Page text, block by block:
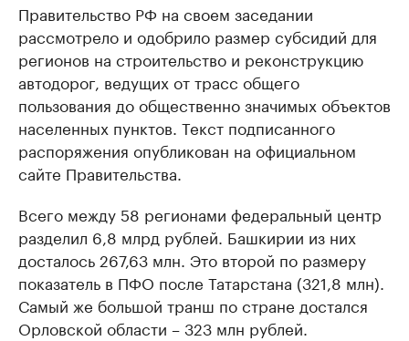
Правительство РФ на своем заседании
рассмотрело и одобрило размер субсидий для
регионов на строительство и реконструкцию
автодорог, ведущих от трасс общего
пользования до общественно значимых объектов
населенных пунктов. Текст подписанного
распоряжения опубликован на официальном
сайте Правительства.
Всего между 58 регионами федеральный центр
разделил 6,8 млрд рублей. Башкирии из них
досталось 267,63 млн. Это второй по размеру
показатель в ПФО после Татарстана (321,8 млн).
Самый же большой транш по стране достался
Орловской области – 323 млн рублей.